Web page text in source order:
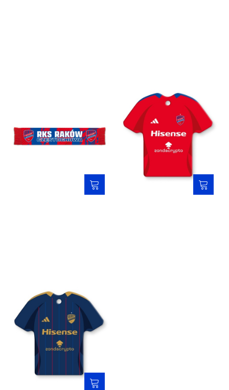
Szalik samochodowy 25/26 -
Zapach samochodowy -
koszulka czerwona
Zapach samochodowy -
koszulka granatowa